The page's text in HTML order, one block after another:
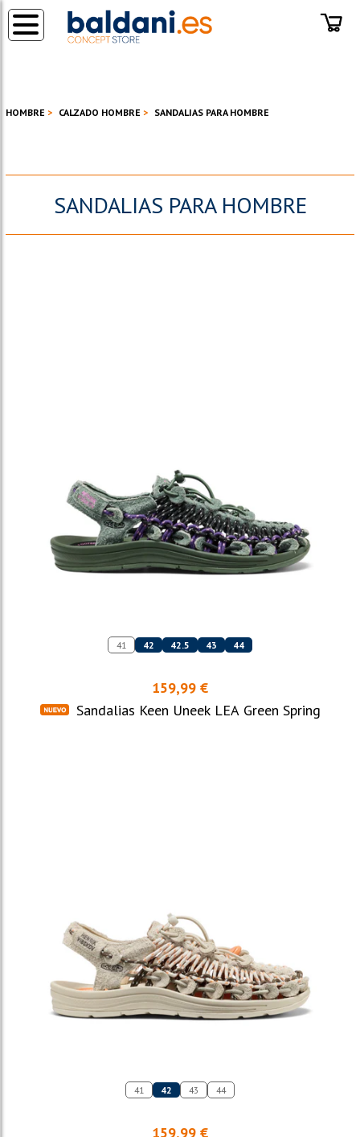
HOMBRE CALZADO HOMBRE SANDALIAS PARA HOMBRE
SANDALIAS PARA HOMBRE
41 42 42.5 43 44
159,99 €
Sandalias Keen Uneek LEA Green Spring
41 42 43 44
159,99 €